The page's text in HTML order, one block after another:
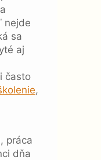
nejde
sa
aj
často
,
práca
dňa